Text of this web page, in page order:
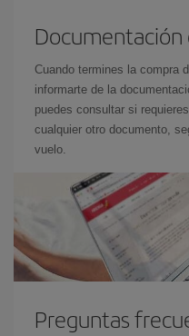
Cuando termines la compra
informarte de la
puedes consultar si
cualquier otro documento,
vuelo.
Preguntas